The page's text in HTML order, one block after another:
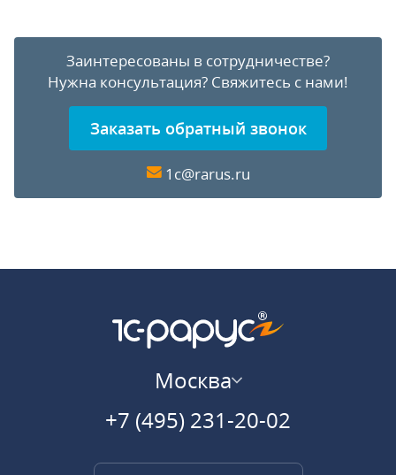
Заинтересованы в сотрудничестве?
Нужна консультация? Свяжитесь с нами!
Заказать обратный звонок
1c@rarus.ru
Москва
+7 (495) 231-20-02